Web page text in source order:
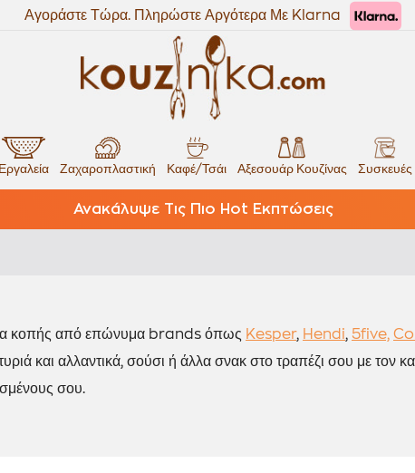
Αγοράστε Τώρα. Πληρώστε Αργότερα Με Klarna
Εργαλεία Ζαχαροπλαστική Καφέ/Τσάι Αξεσουάρ Κουζίνας Συσκευές
Ανακάλυψε Τις Πιο Hot Εκπτώσεις
κοπής από επώνυμα brands όπως Kesper, Hendi, 5five,
και αλλαντικά, σούσι ή άλλα σνακ στο τραπέζι σου με
σου.